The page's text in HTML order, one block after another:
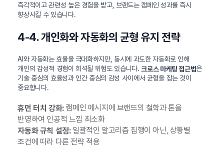
즉각적이고 관련성 높은 경험을 받고, 브랜드는 캠페인 성과를 즉시
향상시킬 수 있습니다.
4-4. 개인화와 자동화의 균형 유지 전략
AI와 자동화는 효율을 극대화하지만, 동시에 과도한 자동화로 인해
개인의 감성적 경험이 희석될 위험도 있습니다. 크로스 마케팅 접근법은
기술 중심의 효율성과 인간 중심의 감성 사이에서 균형을 잡는 것이
중요합니다.
휴먼 터치 강화:캠페인 메시지에 브랜드의 철학과 톤을
반영하여 인공적 느낌 최소화
자동화 규칙 설정:일괄적인 알고리즘 집행이 아닌, 상황별
조건에 따라 다른 전략 적용